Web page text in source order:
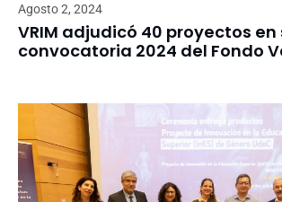
Agosto 2, 2024
VRIM adjudicó 40 proyectos
convocatoria 2024 del Fondo